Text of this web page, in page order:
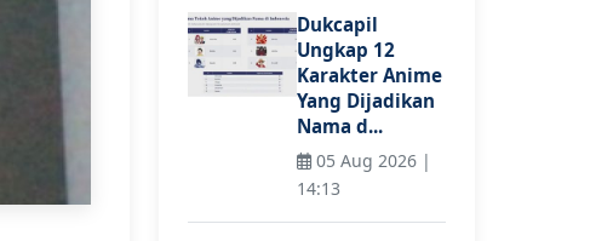
Dukcapil
Ungkap 12
Karakter Anime
Yang Dijadikan
Nama d...
05 Aug 2026 |
14:13